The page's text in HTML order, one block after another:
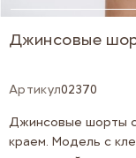
Джинсовые
Артикул02370
Джинсовые шорты
краем. Модель с